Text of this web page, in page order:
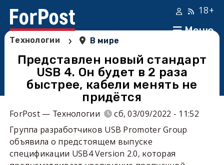
Меню
18+
Технологии › В мире
Представлен новый стандарт
USB 4. Он будет в 2 раза
быстрее, кабели менять не
придётся
ForPost — Технологии
сб, 03/09/2022 - 11:52
Группа разработчиков USB Promoter Group
объявила о предстоящем выпуске
спецификации USB4 Version 2.0, которая